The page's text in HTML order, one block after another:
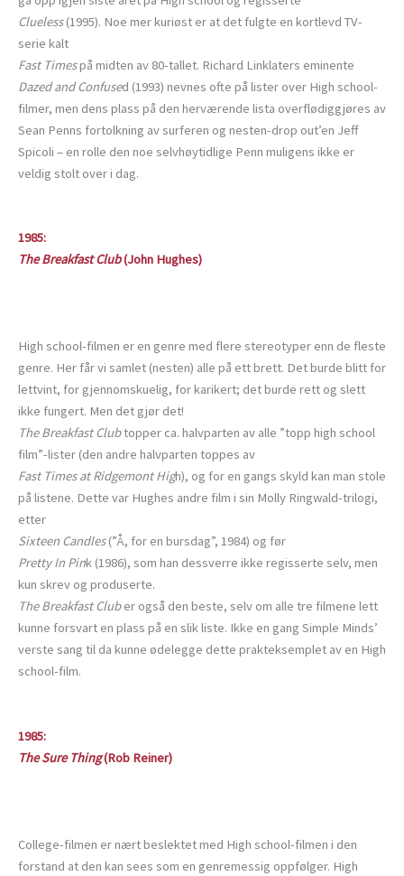
Clueless(1995). Noe mer kuriøst er at det fulgte en kortlevd TV-
serie kalt
Fast Timespå midten av 80-tallet. Richard Linklaters eminente
Dazed and Confused (1993) nevnes ofte på lister over High school-
filmer, men dens plass på den herværende lista overflødiggjøres av
Sean Penns fortolkning av surferen og nesten-drop out’en Jeff
Spicoli – en rolle den noe selvhøytidlige Penn muligens ikke er
veldig stolt over i dag.
1985:
The Breakfast Club(John Hughes)
High school-filmen er en genre med flere stereotyper enn de fleste
genre. Her får vi samlet (nesten) alle på ett brett. Det burde blitt for
lettvint, for gjennomskuelig, for karikert; det burde rett og slett
ikke fungert. Men det gjør det!
The Breakfast Clubtopper ca. halvparten av alle ”topp high school
film”-lister (den andre halvparten toppes av
Fast Times at Ridgemont High), og for en gangs skyld kan man stole
på listene. Dette var Hughes andre film i sin Molly Ringwald-trilogi,
etter
Sixteen Candles(”Å, for en bursdag”, 1984) og før
Pretty In Pink (1986), som han dessverre ikke regisserte selv, men
kun skrev og produserte.
The Breakfast Cluber også den beste, selv om alle tre filmene lett
kunne forsvart en plass på en slik liste. Ikke en gang Simple Minds’
verste sang til da kunne ødelegge dette prakteksemplet av en High
school-film.
1985:
The Sure Thing(Rob Reiner)
College-filmen er nært beslektet med High school-filmen i den
forstand at den kan sees som en genremessig oppfølger. High